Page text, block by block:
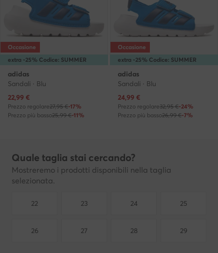
extra -25% Codice: SUMMER
Occasione
adidas
Sandali · Blu
Prezzo attuale
22,99 €
Prezzo regolare27,95 €-17%
Prezzo più basso25,99 €-11%
extra -25% Codice: SUMMER
Occasione
adidas
Sandali · Blu
Prezzo attuale
24,99 €
Prezzo regolare32,95 €-24%
Prezzo più basso26,99 €-7%
Quale taglia stai cercando?
Mostreremo i prodotti disponibili nella taglia
selezionata.
22 23 24 25
26 27 28 29